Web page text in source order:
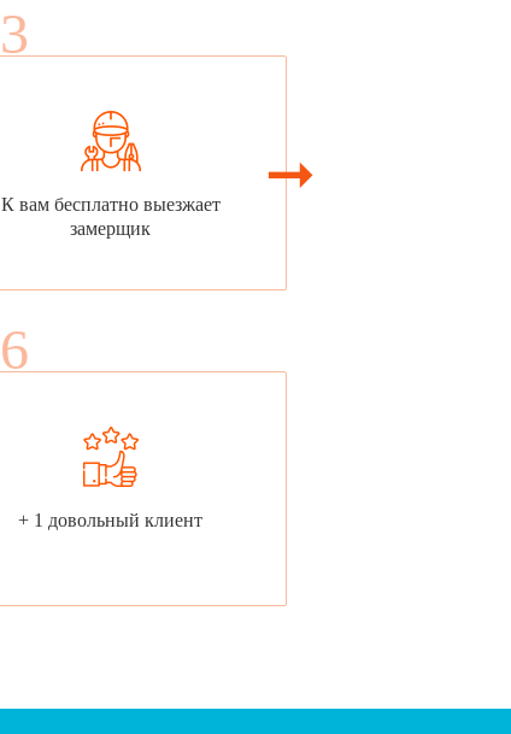
3
К вам бесплатно выезжает
замерщик
6
+ 1 довольный клиент